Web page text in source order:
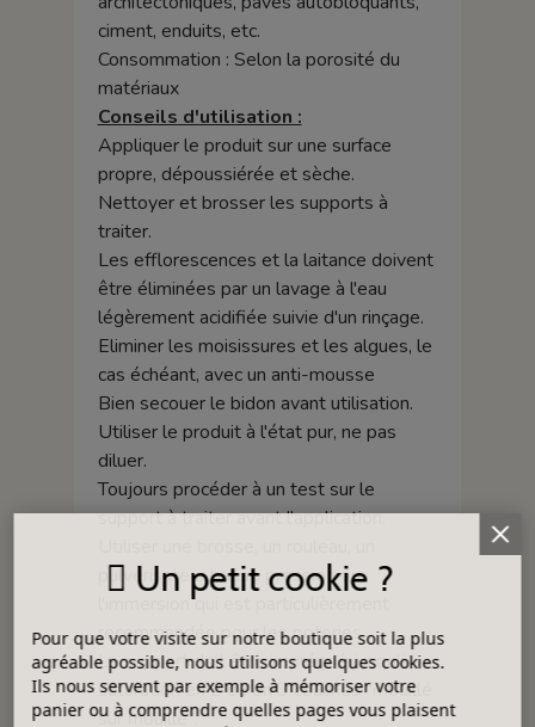
ciment, enduits, etc.
Consommation : Selon la porosité du
matériaux
Conseils d'utilisation :
Appliquer le produit sur une surface
propre, dépoussiérée et sèche.
Nettoyer et brosser les supports à
traiter.
Les efflorescences et la laitance doivent
être éliminées par un lavage à l'eau
légèrement acidifiée suivie d'un rinçage.
Eliminer les moisissures et les algues, le
cas échéant, avec un anti-mousse
Bien secouer le bidon avant utilisation.
Utiliser le produit à l'état pur, ne pas
diluer.
Toujours procéder à un test sur le
support à traiter avant l'application.
pulvérisateur basse pression ou
l'immersion qui est particulièrement
recommandée pour les poteries
Le support doit être imprégné jusqu'à
saturation en 2 ou en 3 couches "mouillé
sur mouillé".
Un petit cookie ?
Pour que votre visite sur notre boutique soit la plus
agréable possible, nous utilisons quelques cookies.
Ils nous servent par exemple à mémoriser votre
panier ou à comprendre quelles pages vous plaisent